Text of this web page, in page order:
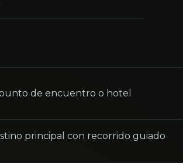
de encuentro o hotel
principal con recorrido guiado